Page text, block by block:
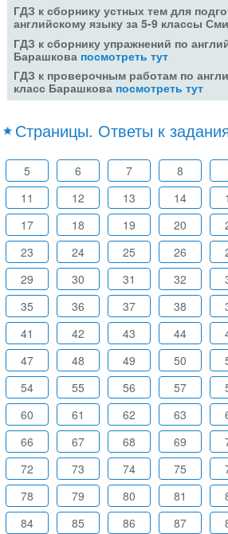
ГДЗ к сборнику устных тем для
английскому языку за 5-9 классы
ГДЗ к сборнику упражнений по
Барашкова посмотреть тут
ГДЗ к проверочным работам по
класс Барашкова посмотреть тут
Страницы. Ответы к
5 6 7 8
11
12 13 14
17
18 19 20
23
24 25 26
29
30 31 32
35
36 37 38
41
42 43 44
47
48 49 50
54
55 56 57
60
61 62 63
66
67 68 69
72
73 74 75
78
79 80 81
84
85 86 87